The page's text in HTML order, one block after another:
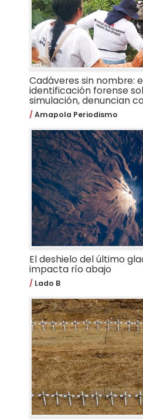
Cadáveres sin nombre:
identificación forense
simulación, denuncian
Amapola Periodismo
El deshielo del último
impacta río abajo
Lado B